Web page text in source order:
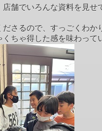
舗でいろんな資料を見せ
ださるので、すっごくわか
ちゃ得した感を味わって